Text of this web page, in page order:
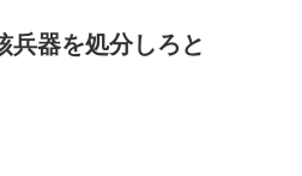
兵器を処分しろと